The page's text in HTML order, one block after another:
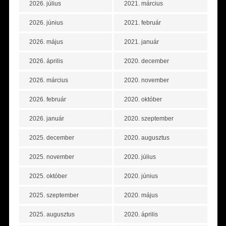
2026. július
2026. június
2026. május
2026. április
2026. március
2026. február
2026. január
2025. december
2025. november
2025. október
2025. szeptember
2025. augusztus
2021. március
2021. február
2021. január
2020. december
2020. november
2020. október
2020. szeptember
2020. augusztus
2020. július
2020. június
2020. május
2020. április